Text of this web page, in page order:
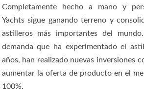
Completamente hecho a mano y
Yachts sigue ganando terreno y
astilleros más importantes del
demanda que ha experimentado el
años, han realizado nuevas inversiones
aumentar la oferta de producto en el
100%.